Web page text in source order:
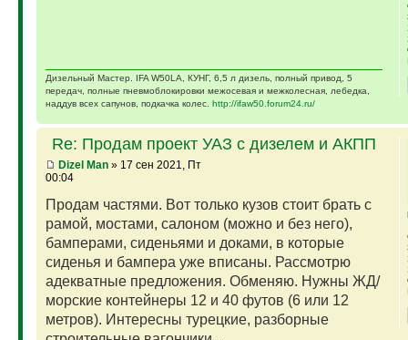
Дизельный Мастер. IFA W50LA, КУНГ, 6,5 л дизель, полный привод, 5
передач, полные пневмоблокировки межосевая и межколесная, лебедка,
наддув всех сапунов, подкачка колес. http://ifaw50.forum24.ru/
Re: Продам проект УАЗ с дизелем и АКПП
Dizel Man» 17 сен 2021, Пт
00:04
Продам частями. Вот только кузов стоит брать с
рамой, мостами, салоном (можно и без него),
бамперами, сиденьями и доками, в которые
сиденья и бампера уже вписаны. Рассмотрю
адекватные предложения. Обменяю. Нужны ЖД/
морские контейнеры 12 и 40 футов (6 или 12
метров). Интересны турецкие, разборные